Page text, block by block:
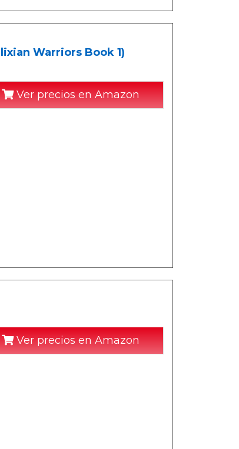
Warriors Book 1)
Ver precios en Amazon
Ver precios en Amazon